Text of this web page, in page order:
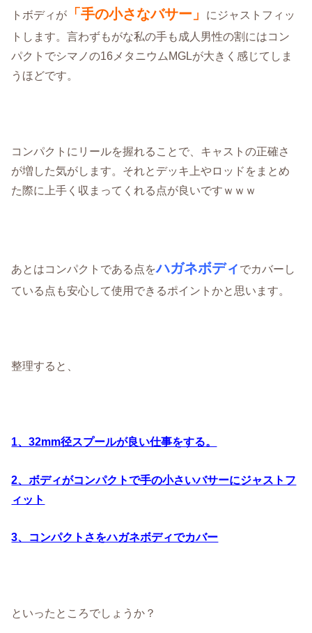
トボディが
「手の小さなバサー」
にジャストフィッ
トします。言わずもがな私の手も成人男性の割にはコン
パクトでシマノの16メタニウムMGLが大きく感じてしま
うほどです。
コンパクトにリールを握れることで、キャストの正確さ
が増した気がします。それとデッキ上やロッドをまとめ
た際に上手く収まってくれる点が良いですｗｗｗ
あとはコンパクトである点をハガネボディ でカバーし
ている点も安心して使用できるポイントかと思います。
整理すると、
1、32mm径スプールが良い仕事をする。
2、ボディがコンパクトで手の小さいバサーにジャストフ
ィット
3、コンパクトさをハガネボディでカバー
といったところでしょうか？